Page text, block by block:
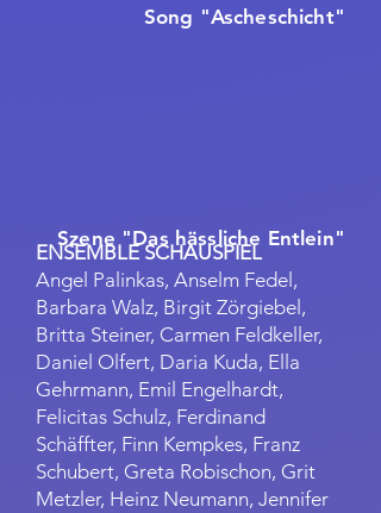
Song "Ascheschicht"
Szene "Das hässliche Entlein"
ENSEMBLE SCHAUSPIEL
Angel Palinkas, Anselm Fedel,
Barbara Walz, Birgit Zörgiebel,
Britta Steiner, Carmen Feldkeller,
Daniel Olfert, Daria Kuda, Ella
Gehrmann, Emil Engelhardt,
Felicitas Schulz, Ferdinand
Schäffter, Finn Kempkes, Franz
Schubert, Greta Robischon, Grit
Metzler, Heinz Neumann, Jennifer